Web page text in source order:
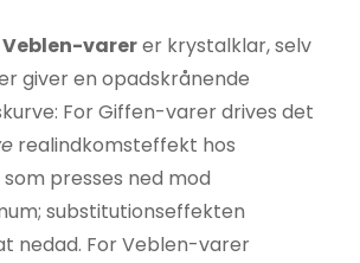
varerer krystalklar, selv
giver en opadskrånende
For Giffen-varer drives det
realindkomsteffekt hos
presses ned mod
substitutionseffekten
nedad. For Veblen-varer